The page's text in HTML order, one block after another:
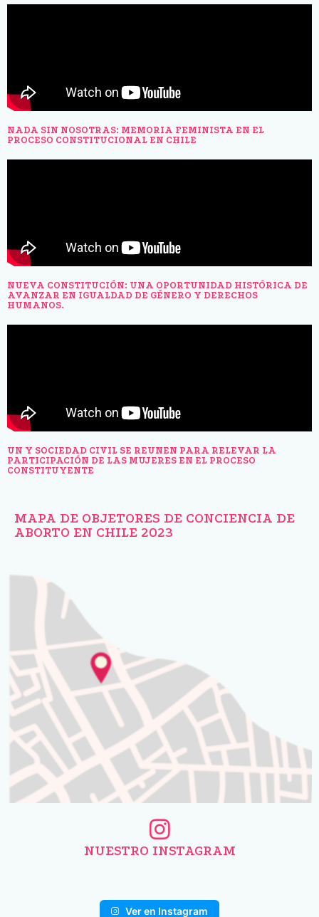
NADA SIN NOSOTRAS: MEMORIA FEMINISTA EN EL
PROCESO CONSTITUCIONAL EN CHILE
NUEVA CONSTITUCIÓN: UNA OPORTUNIDAD HISTÓRICA DE
AVANZAR EN IGUALDAD DE GÉNERO Y DERECHOS
HUMANOS.
UN Y SOCIEDAD CIVIL SE REUNEN PARA RELEVAR LA
PARTICIPACIÓN DE LAS MUJERES EN EL PROCESO
CONSTITUYENTE
MAPA DE OBJETORES DE CONCIENCIA DE
ABORTO EN CHILE 2023
NUESTRO INSTAGRAM
Ver en Instagram